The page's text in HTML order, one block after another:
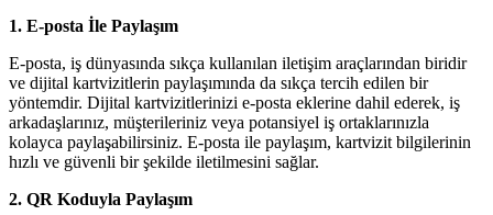
1. E-posta İle Paylaşım
E-posta, iş dünyasında sıkça kullanılan iletişim araçlarından biridir
ve dijital kartvizitlerin paylaşımında da sıkça tercih edilen bir
yöntemdir. Dijital kartvizitlerinizi e-posta eklerine dahil ederek, iş
arkadaşlarınız, müşterileriniz veya potansiyel iş ortaklarınızla
kolayca paylaşabilirsiniz. E-posta ile paylaşım, kartvizit bilgilerinin
hızlı ve güvenli bir şekilde iletilmesini sağlar.
2. QR Koduyla Paylaşım